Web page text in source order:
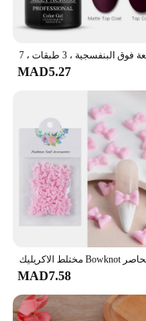
MAD5.27
MAD7.58